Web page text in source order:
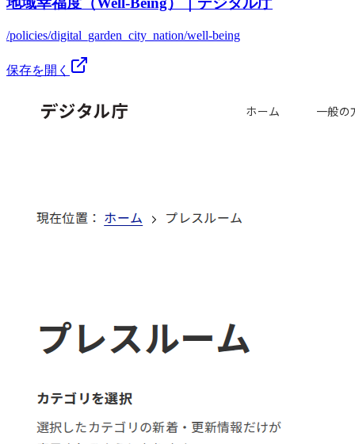
/policies/digital_garden_city_nation/well-being
保存を開く